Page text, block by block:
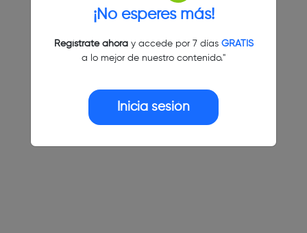
¡No esperes más!
Regístrate ahoray accede por 7 días GRATIS
a lo mejor de nuestro contenido."
Inicia sesión